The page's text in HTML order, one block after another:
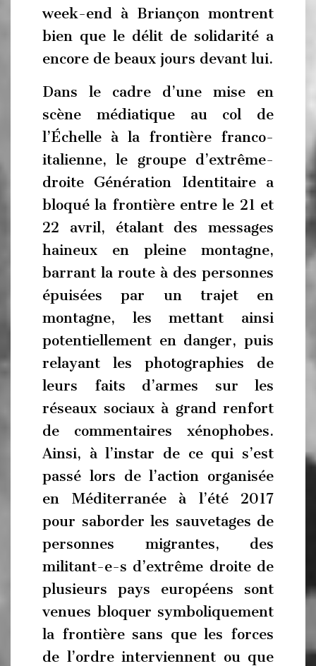
week-end à Briançon montrent
bien que le délit de solidarité a
encore de beaux jours devant lui.
Dans le cadre d’une mise en
scène médiatique au col de
l’Échelle à la frontière franco-
italienne, le groupe d’extrême-
droite Génération Identitaire a
bloqué la frontière entre le 21 et
22 avril, étalant des messages
haineux en pleine montagne,
barrant la route à des personnes
épuisées par un trajet en
montagne, les mettant ainsi
potentiellement en danger, puis
relayant les photographies de
leurs faits d’armes sur les
réseaux sociaux à grand renfort
de commentaires xénophobes.
Ainsi, à l’instar de ce qui s’est
passé lors de l’action organisée
en Méditerranée à l’été 2017
pour saborder les sauvetages de
personnes migrantes, des
militant-e-s d’extrême droite de
plusieurs pays européens sont
venues bloquer symboliquement
la frontière sans que les forces
de l’ordre interviennent ou que